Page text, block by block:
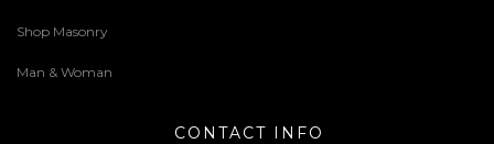
Shop Masonry
Man & Woman
CONTACT INFO